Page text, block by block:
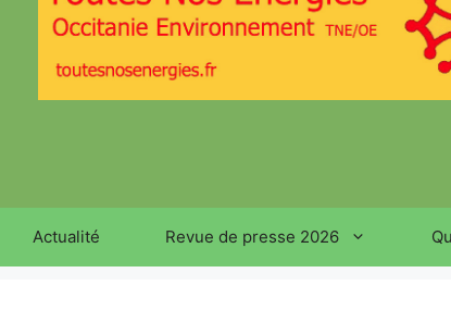
Actualité Revue de presse 2026